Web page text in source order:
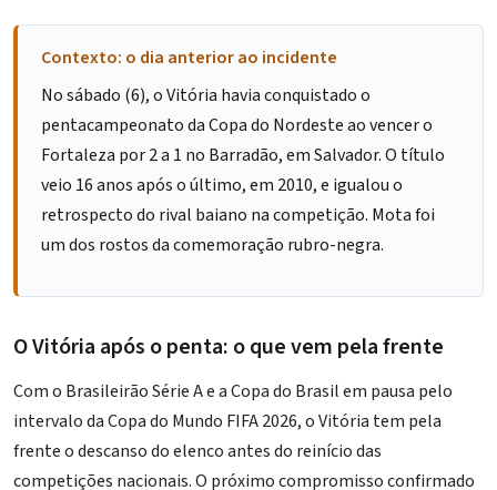
Contexto: o dia anterior ao incidente
No sábado (6), o Vitória havia conquistado o
pentacampeonato da Copa do Nordeste ao vencer o
Fortaleza por 2 a 1 no Barradão, em Salvador. O título
veio 16 anos após o último, em 2010, e igualou o
retrospecto do rival baiano na competição. Mota foi
um dos rostos da comemoração rubro-negra.
O Vitória após o penta: o que vem pela frente
Com o Brasileirão Série A e a Copa do Brasil em pausa pelo
intervalo da Copa do Mundo FIFA 2026, o Vitória tem pela
frente o descanso do elenco antes do reinício das
competições nacionais. O próximo compromisso confirmado